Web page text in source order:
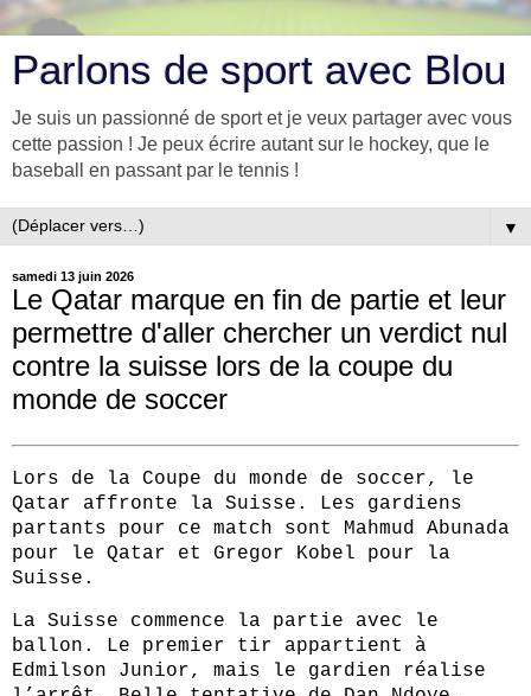
Parlons de sport avec Blou
Je suis un passionné de sport et je veux partager avec vous
cette passion ! Je peux écrire autant sur le hockey, que le
baseball en passant par le tennis !
▼
samedi 13 juin 2026
Le Qatar marque en fin de partie et leur
permettre d'aller chercher un verdict nul
contre la suisse lors de la coupe du
monde de soccer
Lors de la Coupe du monde de soccer, le
Qatar affronte la Suisse. Les gardiens
partants pour ce match sont Mahmud Abunada
pour le Qatar et Gregor Kobel pour la
Suisse.
La Suisse commence la partie avec le
ballon. Le premier tir appartient à
Edmilson Junior, mais le gardien réalise